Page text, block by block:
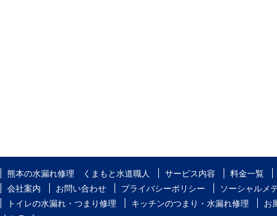
熊本の水漏れ修理 くまもと水道職人 サービス内容 料金一覧
会社案内
お問い合わせ プライバシーポリシー
ソーシャルメ
トイレの水漏れ・つまり修理
キッチンのつまり・水漏れ修理 お